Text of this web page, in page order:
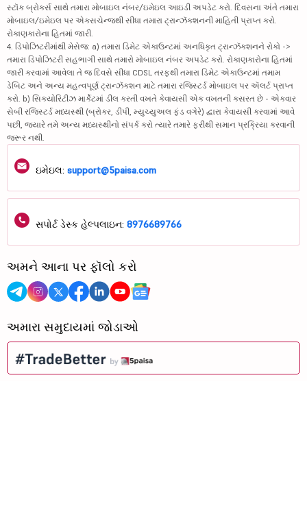
સ્ટૉક બ્રોકર્સ સાથે તમારા મોબાઇલ નંબર/ઇમેઇલ આઇડી અપડેટ કરો. દિવસના અંતે તમારા
મોબાઇલ/ઇમેઇલ પર એક્સચેન્જથી સીધા તમારા ટ્રાન્ઝૅક્શનની માહિતી પ્રાપ્ત કરો.
રોકાણકારોના હિતમાં જારી.
4. ડિપોઝિટરીમાંથી મેસેજ: a) તમારા ડિમેટ એકાઉન્ટમાં અનધિકૃત ટ્રાન્ઝૅક્શનને રોકો ->
તમારા ડિપોઝિટરી સહભાગી સાથે તમારો મોબાઇલ નંબર અપડેટ કરો. રોકાણકારોના હિતમાં
જારી કરવામાં આવેલા તે જ દિવસે સીધા CDSL તરફથી તમારા ડિમેટ એકાઉન્ટમાં તમામ
ડેબિટ અને અન્ય મહત્વપૂર્ણ ટ્રાન્ઝૅક્શન માટે તમારા રજિસ્ટર્ડ મોબાઇલ પર ઍલર્ટ પ્રાપ્ત
કરો. b) સિક્યોરિટીઝ માર્કેટમાં ડીલ કરતી વખતે કેવાયસી એક વખતની કસરત છે - એકવાર
સેબી રજિસ્ટર્ડ મધ્યસ્થી (બ્રોકર, ડીપી, મ્યુચ્યુઅલ ફંડ વગેરે) દ્વારા કેવાયસી કરવામાં આવે
પછી, જ્યારે તમે અન્ય મધ્યસ્થીનો સંપર્ક કરો ત્યારે તમારે ફરીથી સમાન પ્રક્રિયા કરવાની
જરૂર નથી.
ઇમેઇલ: support@5paisa.com
સપોર્ટ ડેસ્ક હેલ્પલાઇન: 8976689766
અમને આના પર ફૉલો કરો
અમારા સમુદાયમાં જોડાઓ